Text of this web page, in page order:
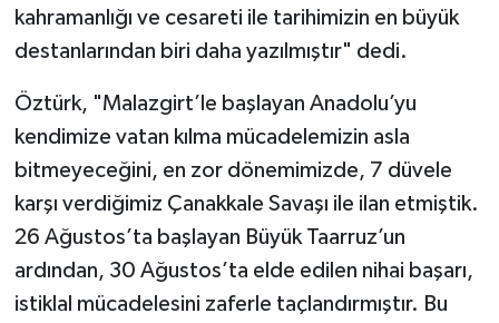
kahramanlığı ve cesareti ile tarihimizin en büyük
destanlarından biri daha yazılmıştır" dedi.
Öztürk, "Malazgirt’le başlayan Anadolu’yu
kendimize vatan kılma mücadelemizin asla
bitmeyeceğini, en zor dönemimizde, 7 düvele
karşı verdiğimiz Çanakkale Savaşı ile ilan etmiştik.
26 Ağustos’ta başlayan Büyük Taarruz’un
ardından, 30 Ağustos’ta elde edilen nihai başarı,
istiklal mücadelesini zaferle taçlandırmıştır. Bu